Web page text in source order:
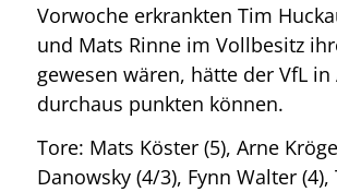
Vorwoche erkrankten Tim
und Mats Rinne im Vollbesitz
gewesen wären, hätte der VfL in
durchaus punkten können.
Tore: Mats Köster (5), Arne
Danowsky (4/3), Fynn Walter (4),